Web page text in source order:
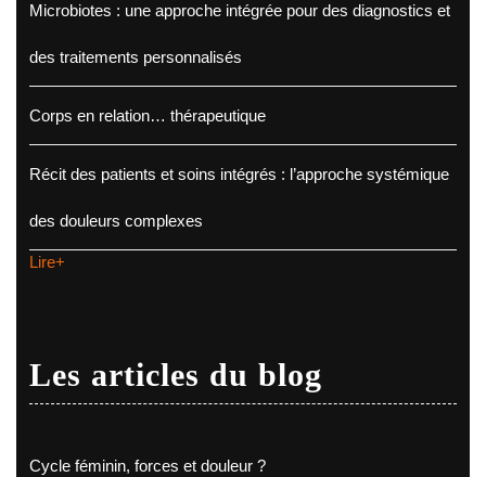
Microbiotes : une approche intégrée pour des diagnostics et
des traitements personnalisés
Corps en relation… thérapeutique
Récit des patients et soins intégrés : l’approche systémique
des douleurs complexes
Lire+
Les articles du blog
Cycle féminin, forces et douleur ?